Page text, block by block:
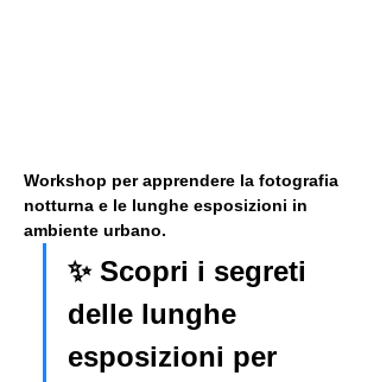
Workshop per apprendere la fotografia
notturna e le lunghe esposizioni in
ambiente urbano.
✨ Scopri i segreti
delle lunghe
esposizioni per